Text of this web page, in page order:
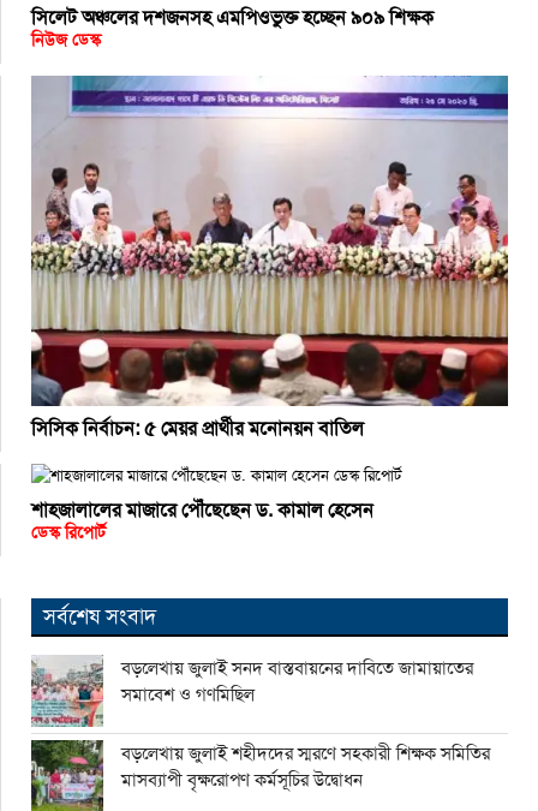
সিলেট অঞ্চলের দশজনসহ এমপিওভুক্ত হচ্ছেন ৯০৯ শিক্ষক
নিউজ ডেস্ক
সিসিক নির্বাচন: ৫ মেয়র প্রার্থীর মনোনয়ন বাতিল
শাহজালালের মাজারে পৌঁছেছেন ড. কামাল হেসেন
ডেস্ক রিপোর্ট
সর্বশেষ সংবাদ
বড়লেখায় জুলাই সনদ বাস্তবায়নের দাবিতে জামায়াতের
সমাবেশ ও গণমিছিল
বড়লেখায় জুলাই শহীদদের স্মরণে সহকারী শিক্ষক সমিতির
মাসব্যাপী বৃক্ষরোপণ কর্মসূচির উদ্বোধন